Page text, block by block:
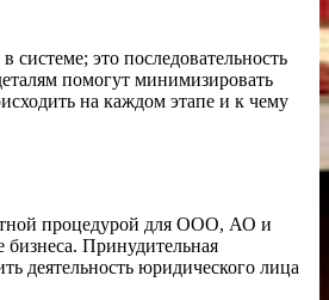
это последовательность
помогут минимизировать
на каждом этапе и к чему
процедурой для ООО, АО и
Принудительная
деятельность юридического лица